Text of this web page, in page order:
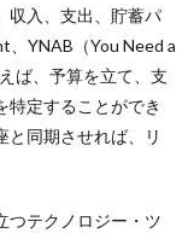
収入、支出、貯蓄パ
、YNAB（You Need a
ば、予算を立て、支
特定することができ
と同期させれば、リ
つテクノロジー・ツ